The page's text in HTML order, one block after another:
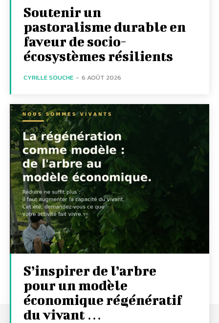
Soutenir un
pastoralisme durable en
faveur de socio-
écosystèmes résilients
CYRILLE SOUCHE - 6 AOÛT 2026
S’inspirer de l’arbre
pour un modèle
économique régénératif
du vivant …